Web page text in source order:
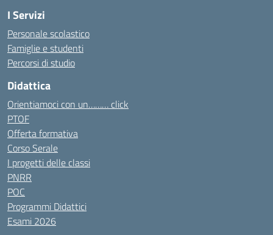
I Servizi
Personale scolastico
Famiglie e studenti
Percorsi di studio
Didattica
Orientiamoci con un……… click
PTOF
Offerta formativa
Corso Serale
I progetti delle classi
PNRR
POC
Programmi Didattici
Esami 2026